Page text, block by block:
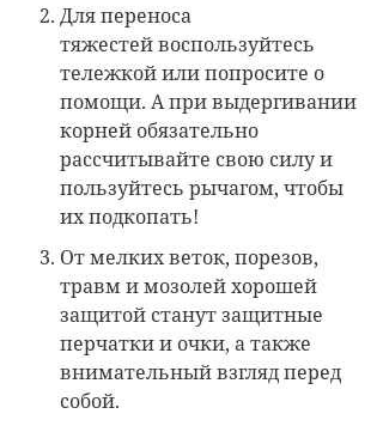
Для переноса
тяжестей воспользуйтесь
тележкой или попросите о
помощи. А при выдергивании
корней обязательно
рассчитывайте свою силу и
пользуйтесь рычагом, чтобы
их подкопать!
От мелких веток, порезов,
травм и мозолей хорошей
защитой станут защитные
перчатки и очки, а также
внимательный взгляд перед
собой.